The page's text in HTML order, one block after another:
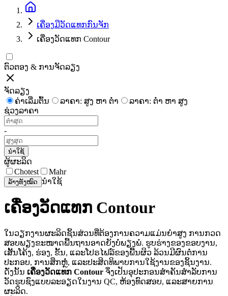
ເຄື່ອງມືວັດແທກກົນຈັກ
ເຄື່ອງວັດແທກ Contour
ຕົວຕອງ & ການຈັດລຽງ
ຈັດລຽງ
ຄ່າເລີ່ມຕົ້ນ
ລາຄາ: ສູງ ຫາ ຕໍ່າ
ລາຄາ: ຕໍ່າ ຫາ ສູງ
ຊ່ວງລາຄາ
-
ນຳໃຊ້
ຜູ້ຜະລິດ
Chotest
Mahr
ລ້າງທັງໝົດ ນຳໃຊ້
ເຄື່ອງວັດແທກ Contour
ໃນວຽກງານຜະລິດຊິ້ນສ່ວນທີ່ຕ້ອງການຄວາມແມ່ນຍຳສູງ ການກວດ
ສອບພຽງຂະໜາດພື້ນຖານອາດຍັງບໍ່ພຽງພໍ. ຮູບຮ່າງຂອງຂອບງານ,
ເສັ້ນໂຄ້ງ, ຮ່ອງ, ຂັ້ນ, ແລະໂປຣໄຟລ໌ຂອງພື້ນຜິວ ລ້ວນມີຜົນຕໍ່ການ
ປະກອບ, ການສຶກຫຼໍ່, ແລະປະສິດທິພາບການໃຊ້ງານຂອງຊິ້ນງານ.
ດັ່ງນັ້ນ ເຄື່ອງວັດແທກ Contour ຈຶ່ງເປັນອຸປະກອນສຳຄັນສຳລັບການ
ວັດຮູບຊົງແບບລະອຽດໃນງານ QC, ຫ້ອງທົດສອບ, ແລະສາຍການ
ຜະລິດ.